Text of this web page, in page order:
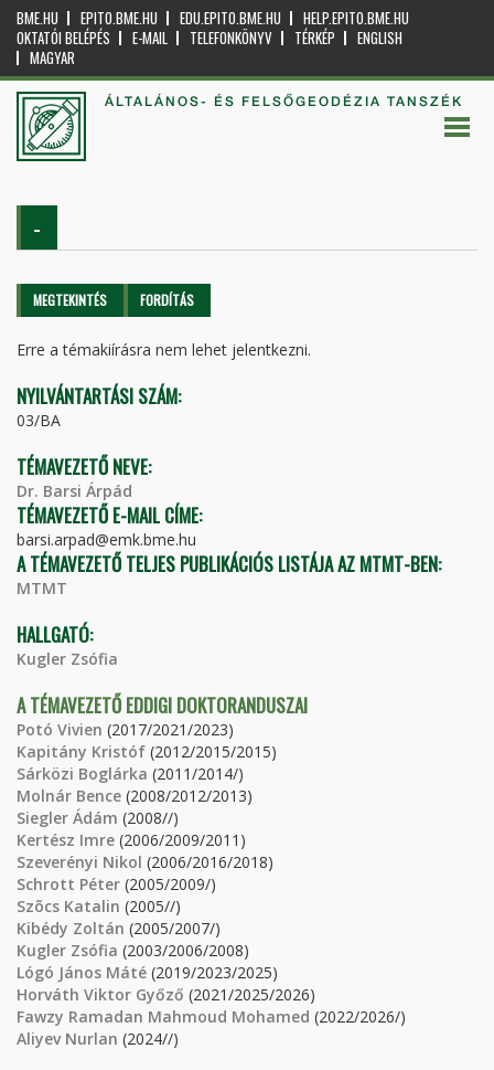
BME.HU EPITO.BME.HU EDU.EPITO.BME.HU
HELP.EPITO.BME.HU
OKTATÓI BELÉPÉS
E-MAIL TELEFONKÖNYV TÉRKÉP
ENGLISH
MAGYAR
ÁLTALÁNOS- ÉS FELSŐGEODÉZIA TANSZÉK
-
Elsődleges fülek
MEGTEKINTÉS (AKTÍVFORDÍTÁS
Erre a témakiírásra nem lehet jelentkezni.
NYILVÁNTARTÁSI SZÁM:
03/BA
TÉMAVEZETŐ NEVE:
Dr. Barsi Árpád
TÉMAVEZETŐ E-MAIL CÍME:
barsi.arpad@emk.bme.hu
A TÉMAVEZETŐ TELJES PUBLIKÁCIÓS LISTÁJA AZ MTMT-BEN:
MTMT
HALLGATÓ:
Kugler Zsófia
A TÉMAVEZETŐ EDDIGI DOKTORANDUSZAI
Potó Vivien (2017/2021/2023)
Kapitány Kristóf (2012/2015/2015)
Sárközi Boglárka (2011/2014/)
Molnár Bence (2008/2012/2013)
Siegler Ádám (2008//)
Kertész Imre (2006/2009/2011)
Szeverényi Nikol (2006/2016/2018)
Schrott Péter (2005/2009/)
Szõcs Katalin (2005//)
Kibédy Zoltán (2005/2007/)
Kugler Zsófia (2003/2006/2008)
Lógó János Máté (2019/2023/2025)
Horváth Viktor Győző (2021/2025/2026)
Fawzy Ramadan Mahmoud Mohamed (2022/2026/)
Aliyev Nurlan (2024//)